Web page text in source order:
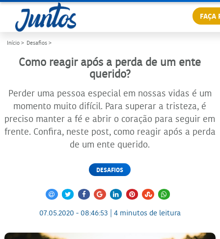
FAÇA
Início > Desafios >
Como reagir após a perda de um ente
querido?
Perder uma pessoa especial em nossas vidas é um
momento muito difícil. Para superar a tristeza, é
preciso manter a fé e abrir o coração para seguir em
frente. Confira, neste post, como reagir após a perda
de um ente querido.
DESAFIOS
07.05.2020 - 08:46:53 | 4 minutos de leitura